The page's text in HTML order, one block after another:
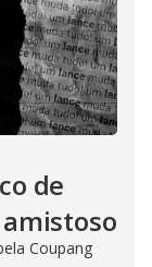
de
Coupang